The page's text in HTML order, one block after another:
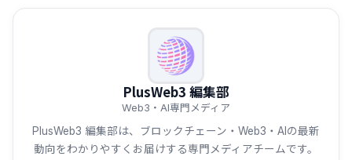
PlusWeb3 編集部
Web3・AI専門メディア
PlusWeb3 編集部は、ブロックチェーン・Web3・AIの最新
動向をわかりやすくお届けする専門メディアチームです。